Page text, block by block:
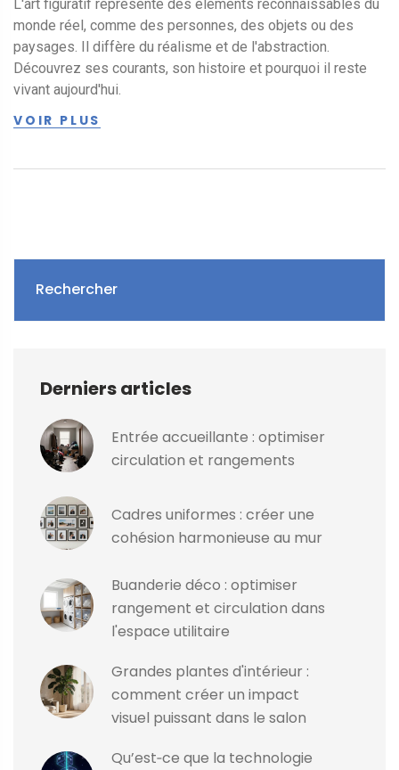
L'art figuratif représente des éléments reconnaissables du
monde réel, comme des personnes, des objets ou des
paysages. Il diffère du réalisme et de l'abstraction.
Découvrez ses courants, son histoire et pourquoi il reste
vivant aujourd'hui.
VOIR PLUS
Rechercher
Derniers articles
Entrée accueillante : optimiser
circulation et rangements
Cadres uniformes : créer une
cohésion harmonieuse au mur
Buanderie déco : optimiser
rangement et circulation dans
l'espace utilitaire
Grandes plantes d'intérieur :
comment créer un impact
visuel puissant dans le salon
Qu’est‑ce que la technologie